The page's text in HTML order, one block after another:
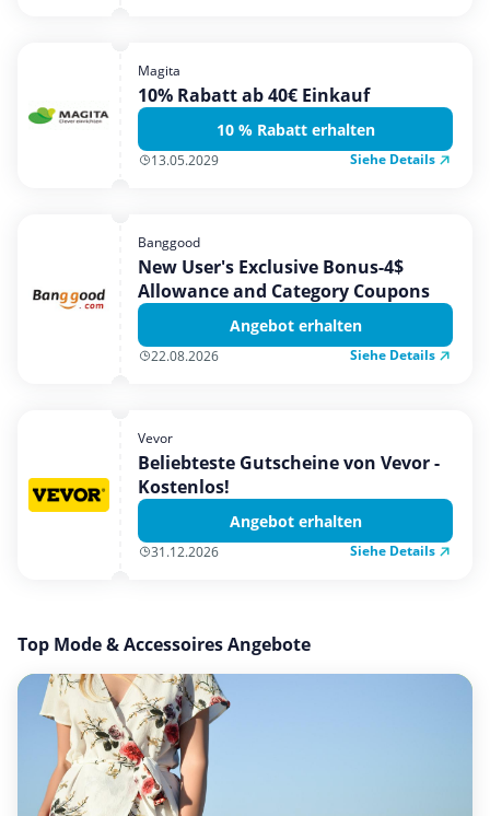
Magita
10% Rabatt ab 40€ Einkauf
10 % Rabatt erhalten
13.05.2029 Siehe Details
Banggood
New User's Exclusive Bonus-4$
Allowance and Category Coupons
Angebot erhalten
22.08.2026 Siehe Details
Vevor
Beliebteste Gutscheine von Vevor -
Kostenlos!
Angebot erhalten
31.12.2026 Siehe Details
Top Mode & Accessoires Angebote